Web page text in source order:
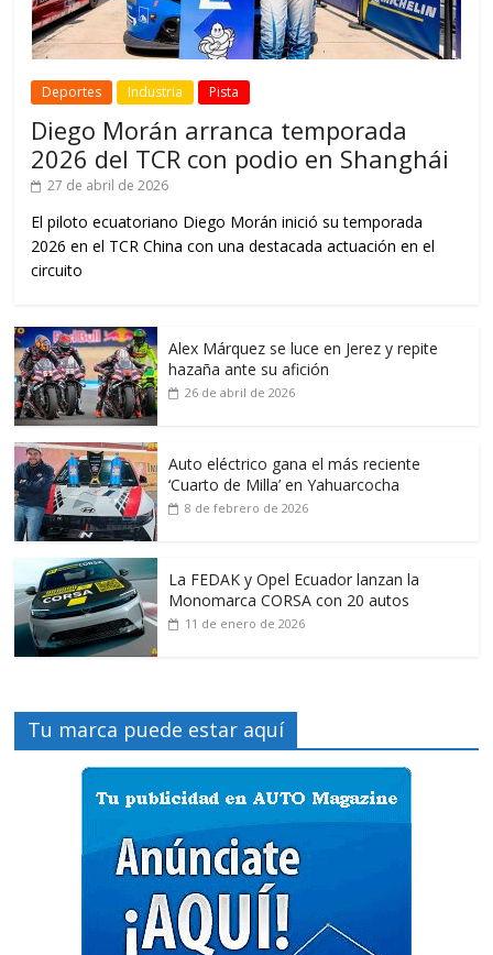
Deportes Industria Pista
Diego Morán arranca temporada
2026 del TCR con podio en Shanghái
27 de abril de 2026
El piloto ecuatoriano Diego Morán inició su temporada
2026 en el TCR China con una destacada actuación en el
circuito
Alex Márquez se luce en Jerez y repite
hazaña ante su afición
26 de abril de 2026
Auto eléctrico gana el más reciente
‘Cuarto de Milla’ en Yahuarcocha
8 de febrero de 2026
La FEDAK y Opel Ecuador lanzan la
Monomarca CORSA con 20 autos
11 de enero de 2026
Tu marca puede estar aquí